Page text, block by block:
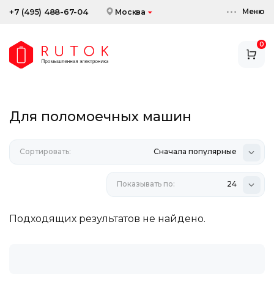
+7 (495) 488-67-04 Москва Меню
0
АККУМУЛЯТОРЫ
АКСЕССУАРЫ
СКИДКИ И АКЦИИ
Для поломоечных машин
Сортировать: Сначала популярные
Показывать по: 24
Подходящих результатов не найдено.